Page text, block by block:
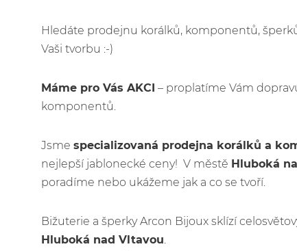
Hledáte prodejnu korálků, komponentů,
Vaši tvorbu :-)
Máme pro Vás AKCI – proplatíme Vám
komponentů.
Jsme specializovaná prodejna korálků a
nejlepší jablonecké ceny! V městě Hluboká
poradíme nebo ukážeme jak a co se tvoří.
Bižuterie a šperky Arcon Bijoux sklízí
Hluboká nad Vltavou.